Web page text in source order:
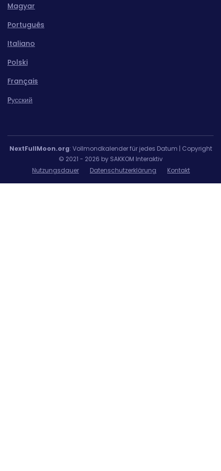
Magyar
Português
Italiano
Polski
Français
Pусский
NextFullMoon.org: Vollmondkalender für jedes Datum | Copyright
© 2021 - 2026 by SAKKOM Interaktiv
Nutzungsdauer
Datenschutzerklärung Kontakt